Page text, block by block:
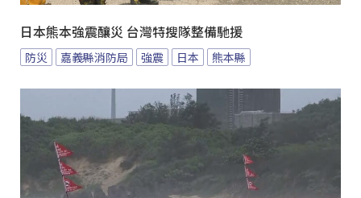
日本熊本強震釀災 台灣特搜隊整備馳援
防災 嘉義縣消防局 強震 日本 熊本縣